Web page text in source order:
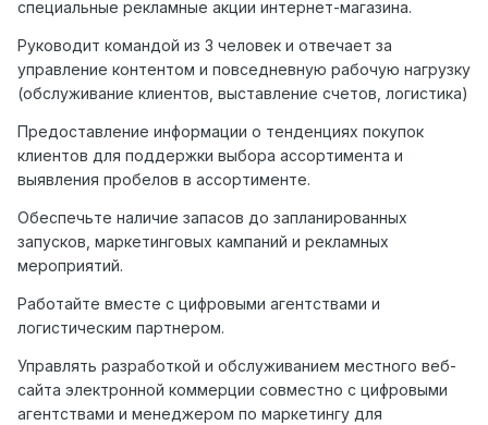
специальные рекламные акции интернет-магазина.
Руководит командой из 3 человек и отвечает за
управление контентом и повседневную рабочую нагрузку
(обслуживание клиентов, выставление счетов, логистика)
Предоставление информации о тенденциях покупок
клиентов для поддержки выбора ассортимента и
выявления пробелов в ассортименте.
Обеспечьте наличие запасов до запланированных
запусков, маркетинговых кампаний и рекламных
мероприятий.
Работайте вместе с цифровыми агентствами и
логистическим партнером.
Управлять разработкой и обслуживанием местного веб-
сайта электронной коммерции совместно с цифровыми
агентствами и менеджером по маркетингу для